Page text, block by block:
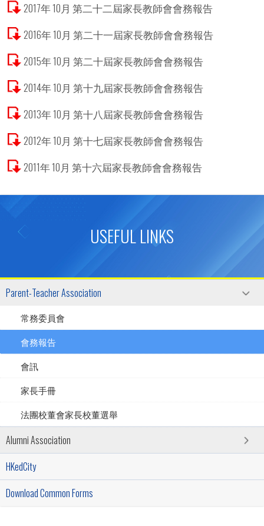
2017年 10月 第二十二屆家長教師會會務報告
2016年 10月 第二十一屆家長教師會會務報告
2015年 10月 第二十屆家長教師會會務報告
2014年 10月 第十九屆家長教師會會務報告
2013年 10月 第十八屆家長教師會會務報告
2012年 10月 第十七屆家長教師會會務報告
2011年 10月 第十六屆家長教師會會務報告
USEFUL LINKS
Parent-Teacher Association
常務委員會
會務報告
會訊
家長手冊
法團校董會家長校董選舉
Alumni Association
HKedCity
Download Common Forms